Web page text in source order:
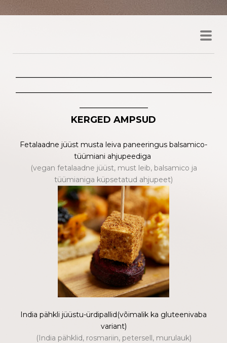
KERGED AMPSUD
Fetalaadne jüüst musta leiva paneeringus balsamico-
tüümiani ahjupeediga
(vegan fetalaadne jüüst, must leib, balsamico ja
tüümianiga küpsetatud ahjupeet)
India pähkli jüüstu-ürdipallid(võimalik ka gluteenivaba
variant)
(India pähklid, rosmariin, petersell, murulauk)